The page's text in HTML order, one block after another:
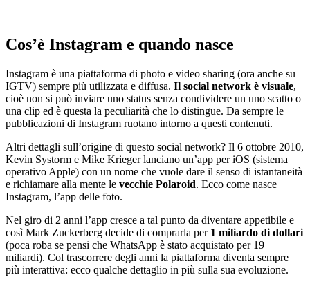
Cos’è Instagram e quando nasce
Instagram è una piattaforma di photo e video sharing (ora anche su
IGTV) sempre più utilizzata e diffusa. Il social network è visuale,
cioè non si può inviare uno status senza condividere un uno scatto o
una clip ed è questa la peculiarità che lo distingue. Da sempre le
pubblicazioni di Instagram ruotano intorno a questi contenuti.
Altri dettagli sull’origine di questo social network? Il 6 ottobre 2010,
Kevin Systorm e Mike Krieger lanciano un’app per iOS (sistema
operativo Apple) con un nome che vuole dare il senso di istantaneità
e richiamare alla mente le vecchie Polaroid. Ecco come nasce
Instagram, l’app delle foto.
Nel giro di 2 anni l’app cresce a tal punto da diventare appetibile e
così Mark Zuckerberg decide di comprarla per 1 miliardo di dollari
(poca roba se pensi che WhatsApp è stato acquistato per 19
miliardi). Col trascorrere degli anni la piattaforma diventa sempre
più interattiva: ecco qualche dettaglio in più sulla sua evoluzione.